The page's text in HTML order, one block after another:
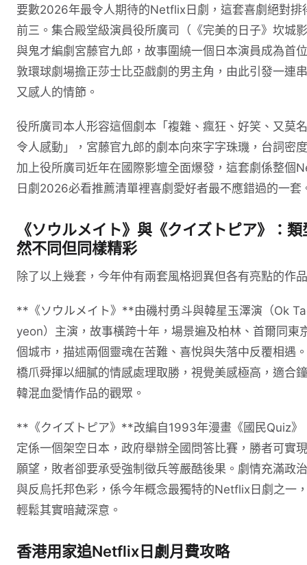
要數2026年最令人期待的Netflix日劇，這套喜劇絕對排
前三。集合殿堂級演員役所廣司（《完美的日子》坎城
與鬼才編劇宮藤官九郎，故事圍繞一個日本演員成為首
敦環球劇場擔正莎士比亞戲劇的男主角，由此引發一連
又感人的情節。
役所廣司本人形容這個劇本「複雜、瘋狂、好笑、又莫
令人感動」，宮藤官九郎的劇本向來字字珠璣，台詞密
加上役所廣司近年在國際影壇全面爆發，這套劇係整個
日劇2026必看推薦清單裡喜劇愛好者最不應錯過的一套
《ソウルメイト》與《クイズトピア》：類
然不同但同樣精彩
除了以上幾套，今年仲有兩套風格迥異但各有亮點的作
**《ソウルメイト》**由磯村勇斗與韓星玉澤演（Ok
yeon）主演，故事橫跨十年，場景遍及柏林、首爾同東
個城市，描述兩個靈魂在苦難、喜悅與失落中反覆相遇
橋爪舜揮以細膩的情感處理取勝，視覺美感極高，適合
韓混血愛情作品的觀眾。
**《クイズトピア》**改編自1993年漫畫《國民Quiz》
定係一個架空日本，政府舉辦全國問答比賽，勝者可實
願望，敗者卻要承受強制徵兵等嚴酷後果。劇情充滿政
與反烏托邦色彩，係今年概念最獨特的Netflix日劇之一
輕鬆其實暗藏深意。
香港用家追Netflix日劇月費攻略